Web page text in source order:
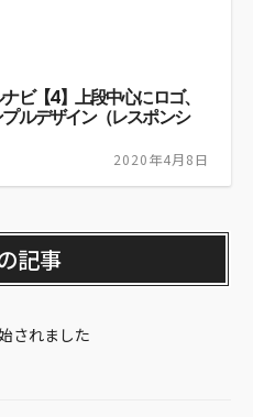
ビ【4】上段中心にロゴ、
ルデザイン（レスポンシ
2020年4月8日
記事
されました